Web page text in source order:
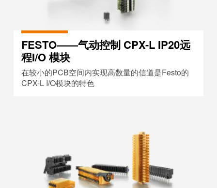
FESTO——气动控制 CPX-L IP20远
程I/O 模块
在较小的PCB空间内实现高数量的信道是Festo的
CPX-L I/O模块的特色